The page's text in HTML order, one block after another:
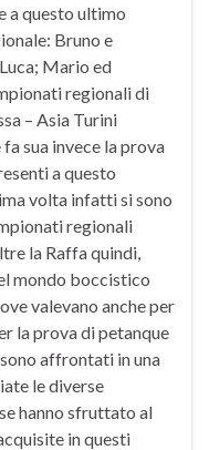
a questo ultimo
Bruno e
Mario ed
regionali di
– Asia Turini
sua invece la prova
a questo
volta infatti si sono
regionali
la Raffa quindi,
mondo boccistico
valevano anche per
la prova di petanque
affrontati in una
le diverse
hanno sfruttato al
in questi